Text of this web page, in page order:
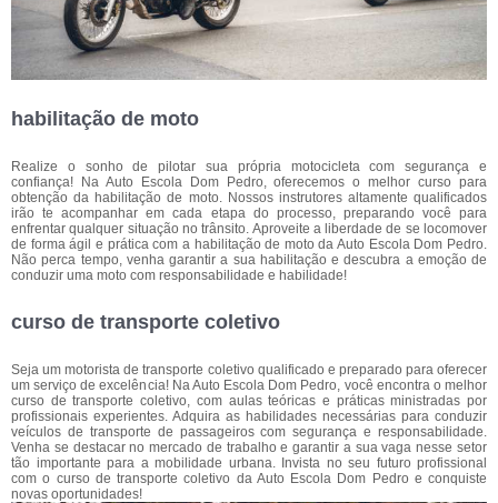
habilitação de moto
Realize o sonho de pilotar sua própria motocicleta com segurança e
confiança! Na Auto Escola Dom Pedro, oferecemos o melhor curso para
obtenção da habilitação de moto. Nossos instrutores altamente qualificados
irão te acompanhar em cada etapa do processo, preparando você para
enfrentar qualquer situação no trânsito. Aproveite a liberdade de se locomover
de forma ágil e prática com a habilitação de moto da Auto Escola Dom Pedro.
Não perca tempo, venha garantir a sua habilitação e descubra a emoção de
conduzir uma moto com responsabilidade e habilidade!
curso de transporte coletivo
Seja um motorista de transporte coletivo qualificado e preparado para oferecer
um serviço de excelência! Na Auto Escola Dom Pedro, você encontra o melhor
curso de transporte coletivo, com aulas teóricas e práticas ministradas por
profissionais experientes. Adquira as habilidades necessárias para conduzir
veículos de transporte de passageiros com segurança e responsabilidade.
Venha se destacar no mercado de trabalho e garantir a sua vaga nesse setor
tão importante para a mobilidade urbana. Invista no seu futuro profissional
com o curso de transporte coletivo da Auto Escola Dom Pedro e conquiste
novas oportunidades!